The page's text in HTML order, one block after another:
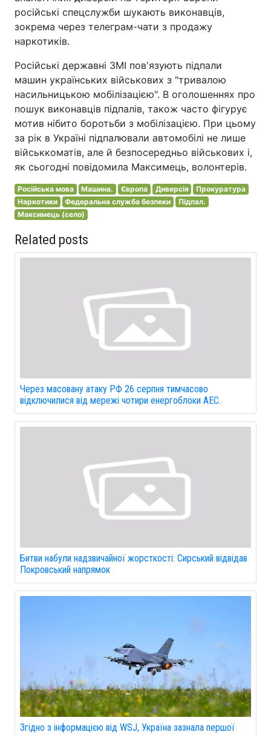
російські спецслужби шукають виконавців,
зокрема через телеграм-чати з продажу
наркотиків.
Російські державні ЗМІ пов'язують підпали
машин українських військових з "тривалою
насильницькою мобілізацією". В оголошеннях про
пошук виконавців підпалів, також часто фігурує
мотив нібито боротьби з мобілізацією. При цьому
за рік в Україні підпалювали автомобілі не лише
військкоматів, але й безпосередньо військових і,
як сьогодні повідомила Максимець, волонтерів.
Російська мова Машина. Європа Диверсія
Прокуратура
Наркотики
Федеральна служба безпеки
Підпал.
Максимець (село)
Related posts
Через масовану атаку РФ 26 серпня тимчасово
відключилися від мережі чотири енергоблоки АЕС.
Битви набули надзвичайної жорсткості: Сирський відвідав
Покровський напрямок
Згідно з інформацією від WSJ, Україна зазнала першої